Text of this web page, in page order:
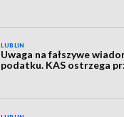
LUBLIN
Uwaga na fałszywe
podatku. KAS ostrzega